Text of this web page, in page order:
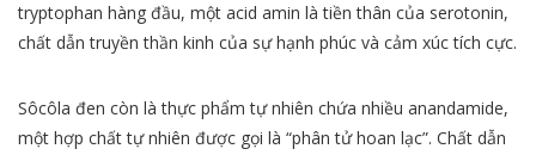
tryptophan hàng đầu, một acid amin là tiền thân của serotonin,
chất dẫn truyền thần kinh của sự hạnh phúc và cảm xúc tích cực.
Sôcôla đen còn là thực phẩm tự nhiên chứa nhiều anandamide,
một hợp chất tự nhiên được gọi là “phân tử hoan lạc”. Chất dẫn